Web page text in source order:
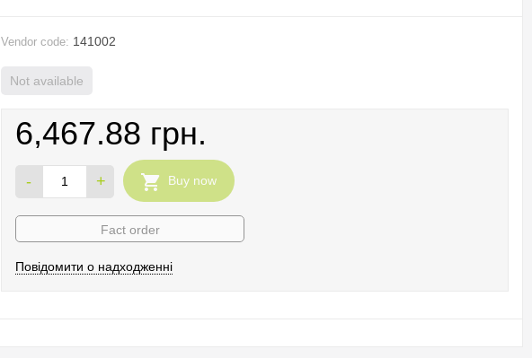
Vendor code: 141002
Not available
6,467.88 грн.
- + Buy now
Fact order
Повідомити о надходженні